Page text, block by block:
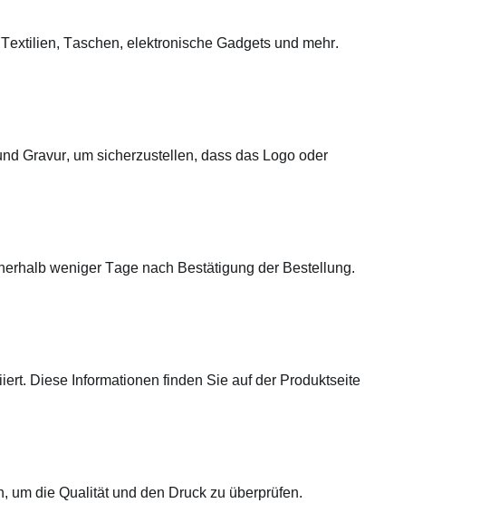
Taschen, elektronische Gadgets und mehr.
Gravur, um sicherzustellen, dass das Logo oder
weniger Tage nach Bestätigung der Bestellung.
Diese Informationen finden Sie auf der Produktseite
um die Qualität und den Druck zu überprüfen.